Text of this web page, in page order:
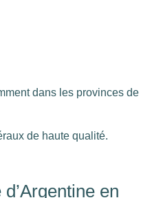
dans les provinces de
de haute qualité.
en